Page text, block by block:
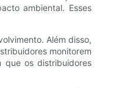
ambiental. Esses
Além disso,
monitorem
que os distribuidores